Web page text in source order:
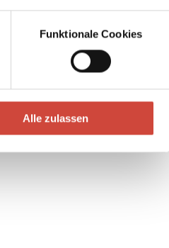
Funktionale Cookies
Alle zulassen